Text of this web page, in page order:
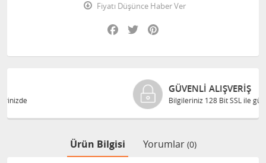
Fiyatı Düşünce Haber Ver
Facebook
Twitter
GÜVENLI ALIŞVERIŞ
Bilgileriniz 128 Bit SSL ile güvende
Ürün Bilgisi Yorumlar (0)